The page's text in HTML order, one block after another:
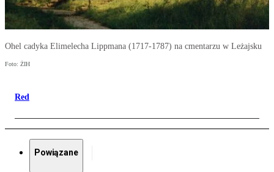
Ohel cadyka Elimelecha Lippmana (1717-1787) na cmentarzu w Leżajsku
Foto: ŻIH
Red
Powiązane